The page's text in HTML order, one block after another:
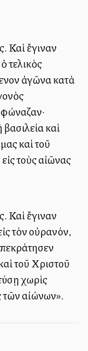
Καὶ ἔγιναν
τελικὸς
ἀγῶνα κατὰ
καὶ
καὶ τοῦ
τοὺς αἰῶνας
Καὶ ἔγιναν
τὸν οὐρανόν,
τοῦ Χριστοῦ
χωρὶς
τῶν αἰώνων».